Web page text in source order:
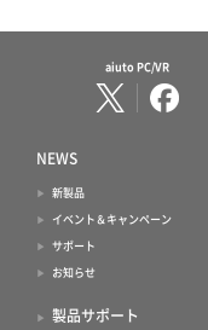
aiuto PC/VR
NEWS
新製品
イベント＆キャンペーン
サポート
お知らせ
製品サポート